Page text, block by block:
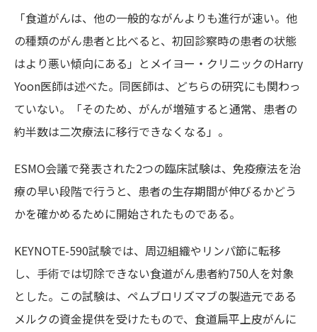
「食道がんは、他の一般的ながんよりも進行が速い。他
の種類のがん患者と比べると、初回診察時の患者の状態
はより悪い傾向にある」とメイヨー・クリニックのHarry
Yoon医師は述べた。同医師は、どちらの研究にも関わっ
ていない。「そのため、がんが増殖すると通常、患者の
約半数は二次療法に移行できなくなる」。
ESMO会議で発表された2つの臨床試験は、免疫療法を治
療の早い段階で行うと、患者の生存期間が伸びるかどう
かを確かめるために開始されたものである。
KEYNOTE-590試験では、周辺組織やリンパ節に転移
し、手術では切除できない食道がん患者約750人を対象
とした。この試験は、ペムブロリズマブの製造元である
メルクの資金提供を受けたもので、食道扁平上皮がんに